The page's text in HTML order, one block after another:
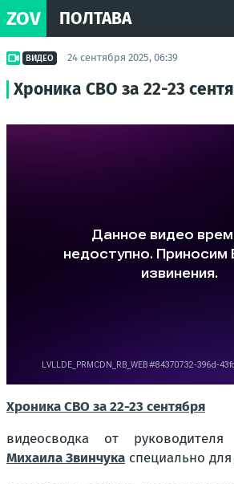
ZOV ПОЛТАВА
ВИДЕО 24 сентября 2025, 06:39
Хроника СВО за 22-23
Хроника СВО за 22-23 сентября
видеосводка от
Михаила Звинчука специально для